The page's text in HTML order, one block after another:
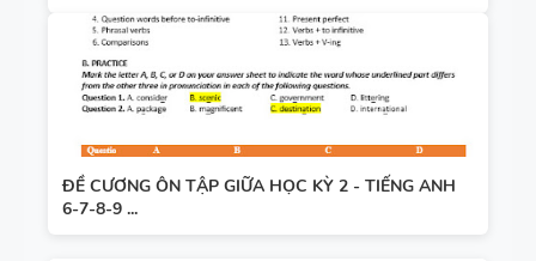
ĐỀ CƯƠNG ÔN TẬP GIỮA HỌC KỲ 2 - TIẾNG ANH
6-7-8-9 ...